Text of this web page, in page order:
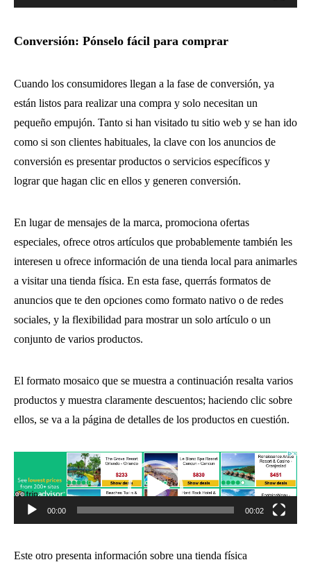
vídeo
Conversión: Pónselo fácil para comprar
Cuando los consumidores llegan a la fase de conversión, ya
están listos para realizar una compra y solo necesitan un
pequeño empujón. Tanto si han visitado tu sitio web y se han ido
como si son clientes habituales, la clave con los anuncios de
conversión es presentar productos o servicios específicos y
lograr que hagan clic en ellos y generen conversión.
En lugar de mensajes de la marca, promociona ofertas
especiales, ofrece otros artículos que probablemente también les
interesen u ofrece información de una tienda local para animarles
a visitar una tienda física. En esta fase, querrás formatos de
anuncios que te den opciones como formato nativo o de redes
sociales, y la flexibilidad para mostrar un solo artículo o un
conjunto de varios productos.
El formato mosaico que se muestra a continuación resalta varios
productos y muestra claramente descuentos; haciendo clic sobre
ellos, se va a la página de detalles de los productos en cuestión.
vídeo
00:00 00:02
Este otro presenta información sobre una tienda física